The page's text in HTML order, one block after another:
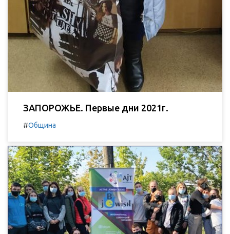
ЗАПОРОЖЬЕ. Первые дни 2021г.
#Община